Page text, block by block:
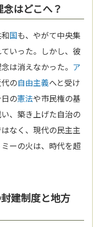
はどこへ？
国も、やがて中央集
いった。しかし、彼
は消えなかった。 ア
の自由主義へと受け
の憲法や市民権の基
、築き上げた自治の
なく、現代の民主主
ーの火は、時代を超
建制度と地方